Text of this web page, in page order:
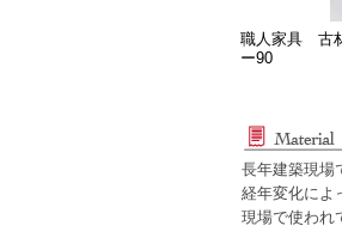
職人家具 古
ー90
長年建築現場
経年変化によ
現場で使われ